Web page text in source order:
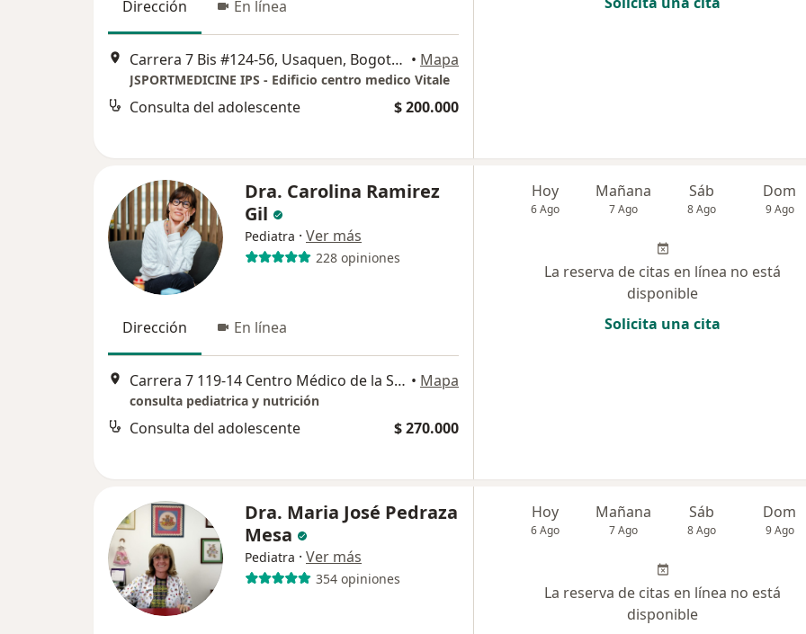
Dirección En línea
Carrera 7 Bis #124-56, Usaquen, Bogotá, Bogotá • Mapa
JSPORTMEDICINE IPS - Edificio centro medico Vitale
Consulta del adolescente $ 200.000
Dra. Carolina Ramirez
Gil
Pediatra · Ver más
228 opiniones
Dirección En línea
Carrera 7 119-14 Centro Médico de la Sabana Consultorio 505, Bogotá • Mapa
consulta pediatrica y nutrición
Consulta del adolescente $ 270.000
Hoy
6 Ago
Mañana
7 Ago
Sáb
8 Ago
Dom
9 Ago
La reserva de citas en línea no está
disponible
Solicita una cita
Dra. Maria José Pedraza
Mesa
Pediatra · Ver más
354 opiniones
Hoy
6 Ago
Mañana
7 Ago
Sáb
8 Ago
Dom
9 Ago
La reserva de citas en línea no está
disponible